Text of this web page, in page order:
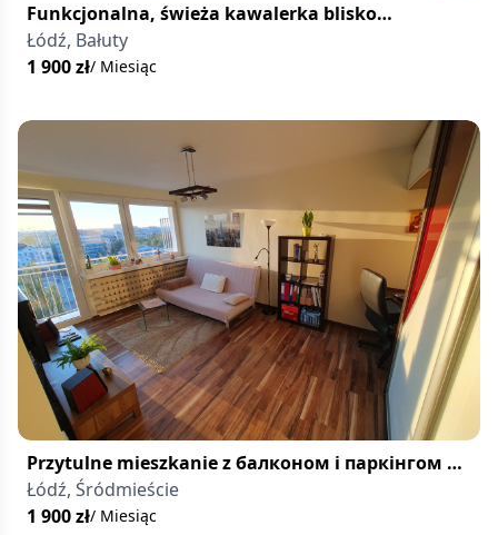
Funkcjonalna, świeża kawalerka blisko
Manufaktury – Bałuty
Łódź, Bałuty
1 900zł/ Miesiąc
Przytulne mieszkanie z балконом i паркінгом w
centrum Łodzi
Łódź, Śródmieście
1 900zł/ Miesiąc